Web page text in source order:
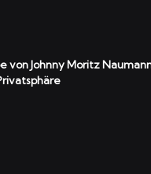
von Johnny Moritz